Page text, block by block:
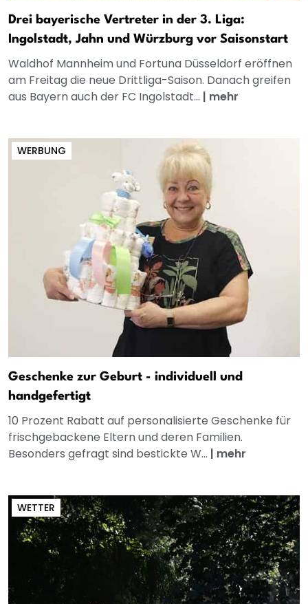
Drei bayerische Vertreter in der 3. Liga:
Ingolstadt, Jahn und Würzburg vor Saisonstart
Waldhof Mannheim und Fortuna Düsseldorf eröffnen
am Freitag die neue Drittliga-Saison. Danach greifen
aus Bayern auch der FC Ingolstadt... | mehr
WERBUNG
Geschenke zur Geburt - individuell und
handgefertigt
10 Prozent Rabatt auf personalisierte Geschenke für
frischgebackene Eltern und deren Familien.
Besonders gefragt sind bestickte W... | mehr
WETTER